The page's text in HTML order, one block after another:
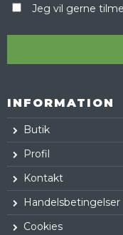
Jeg vil gerne
INFORMATION
Butik
Profil
Kontakt
Handelsbetingelser
Cookies